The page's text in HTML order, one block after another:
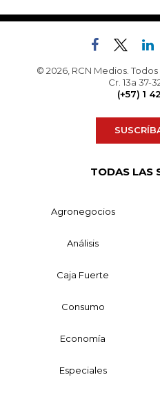
© 2026, RCN Medios.
Cr. 13a 37-
(+57) 1
TODAS LAS
Agronegocios
Análisis
Caja Fuerte
Consumo
Economía
Especiales